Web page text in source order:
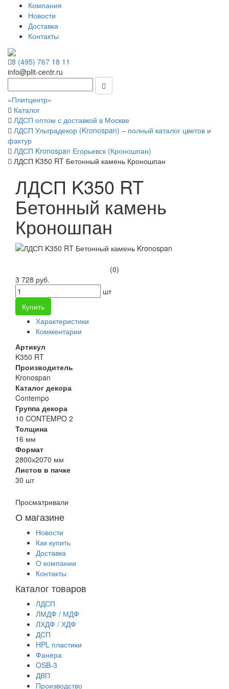
Компания
Новости
Доставка
Контакты
8 (495) 767 18 11
info@plit-centr.ru
«Плитцентр»
Каталог
ЛДСП оптом с доставкой в Москве
ЛДСП Ультрадекор (Kronospan) – полный каталог цветов и
фактур
ЛДСП Kronospan Егорьевск (Кроношпан)
ЛДСП K350 RT Бетонный камень Кроношпан
ЛДСП K350 RT
Бетонный камень
Кроношпан
(0)
3 728 руб.
шт
Купить
Характеристики
Комментарии
Артикул
K350 RT
Производитель
Kronospan
Каталог декора
Contempo
Группа декора
10 CONTEMPO 2
Толщина
16 мм
Формат
2800х2070 мм
Листов в пачке
30 шт
Просматривали
О магазине
Новости
Как купить
Доставка
О компании
Контакты
Каталог товаров
ЛДСП
ЛМДФ / МДФ
ЛХДФ / ХДФ
ДСП
HPL пластики
Фанера
OSB-3
ДВП
Производство